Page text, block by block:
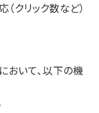
クリック数など）
おいて、以下の機